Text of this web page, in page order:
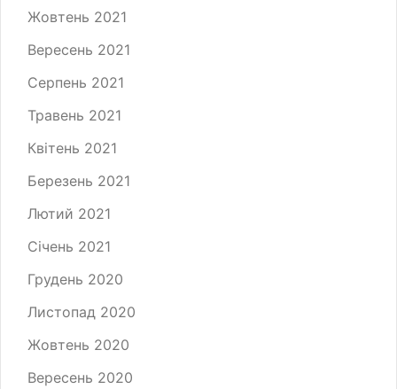
Жовтень 2021
Вересень 2021
Серпень 2021
Травень 2021
Квітень 2021
Березень 2021
Лютий 2021
Січень 2021
Грудень 2020
Листопад 2020
Жовтень 2020
Вересень 2020